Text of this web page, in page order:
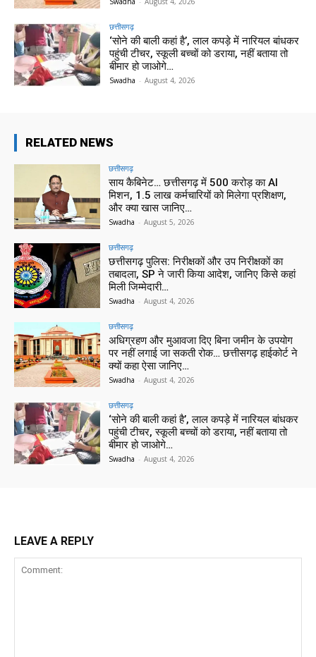
छत्तीसगढ़
‘सोने की बाली कहां है’, लाल कपड़े में नारियल बांधकर
पहुंची टीचर, स्कूली बच्चों को डराया, नहीं बताया तो
बीमार हो जाओगे…
Swadha - August 4, 2026
RELATED NEWS
छत्तीसगढ़
साय कैबिनेट… छत्तीसगढ़ में 500 करोड़ का AI
मिशन, 1.5 लाख कर्मचारियों को मिलेगा प्रशिक्षण,
और क्या खास जानिए…
Swadha - August 5, 2026
छत्तीसगढ़
छत्तीसगढ़ पुलिस: निरीक्षकों और उप निरीक्षकों का
तबादला, SP ने जारी किया आदेश, जानिए किसे कहां
मिली जिम्मेदारी…
Swadha - August 4, 2026
छत्तीसगढ़
अधिग्रहण और मुआवजा दिए बिना जमीन के उपयोग
पर नहीं लगाई जा सकती रोक… छत्तीसगढ़ हाईकोर्ट ने
क्यों कहा ऐसा जानिए…
Swadha - August 4, 2026
छत्तीसगढ़
‘सोने की बाली कहां है’, लाल कपड़े में नारियल बांधकर
पहुंची टीचर, स्कूली बच्चों को डराया, नहीं बताया तो
बीमार हो जाओगे…
Swadha - August 4, 2026
LEAVE A REPLY